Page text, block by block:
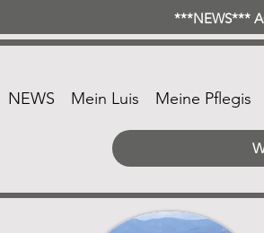
***NEWS***
NEWS Mein Luis Meine Pflegis